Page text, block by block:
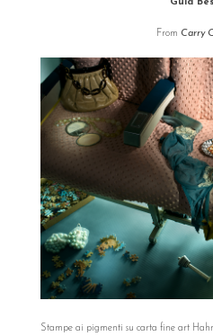
Guia
From Carry
Stampe ai pigmenti su carta fine art